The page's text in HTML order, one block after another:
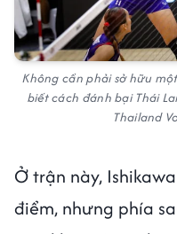
Không cần phải sở hữu
biết cách đánh bại Thái
Thailand
Ở trận này,
điểm, nhưng phía